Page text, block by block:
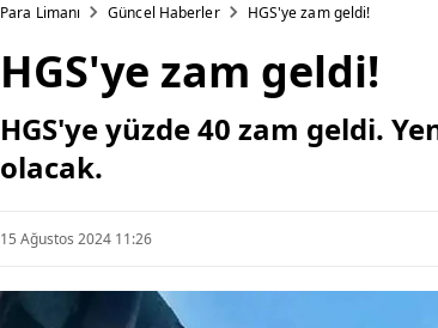
Para Limanı Güncel Haberler HGS'ye zam geldi!
HGS'ye zam geldi!
HGS'ye yüzde 40 zam geldi.
olacak.
15 Ağustos 2024 11:26